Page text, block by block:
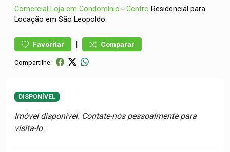
Comercial Loja em Condomínio - Centro Residencial para
Locação em São Leopoldo
Favoritar | Comparar
Compartilhe:
DISPONÍVEL
Imóvel disponível. Contate-nos pessoalmente para
visita-lo